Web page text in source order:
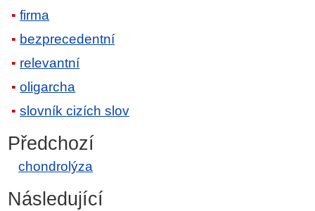
firma
bezprecedentní
relevantní
oligarcha
slovník cizích slov
Předchozí
chondrolýza
Následující